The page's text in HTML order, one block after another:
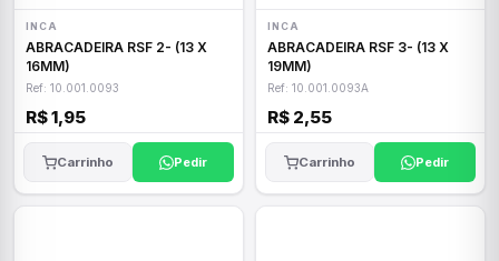
INCA
ABRACADEIRA RSF 2- (13 X
16MM)
Ref: 10.001.0093
R$ 1,95
Carrinho Pedir
INCA
ABRACADEIRA RSF 3- (13 X
19MM)
Ref: 10.001.0093A
R$ 2,55
Carrinho Pedir